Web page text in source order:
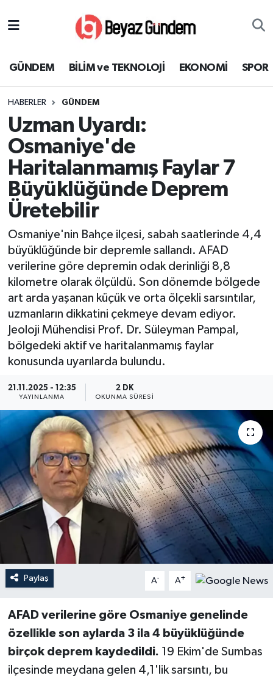
GÜNDEM BİLİM ve TEKNOLOJİ EKONOMİ SPOR
HABERLER GÜNDEM
Uzman Uyardı:
Osmaniye'de
Haritalanmamış Faylar 7
Büyüklüğünde Deprem
Üretebilir
Osmaniye'nin Bahçe ilçesi, sabah saatlerinde 4,4
büyüklüğünde bir depremle sallandı. AFAD
verilerine göre depremin odak derinliği 8,8
kilometre olarak ölçüldü. Son dönemde bölgede
art arda yaşanan küçük ve orta ölçekli sarsıntılar,
uzmanların dikkatini çekmeye devam ediyor.
Jeoloji Mühendisi Prof. Dr. Süleyman Pampal,
bölgedeki aktif ve haritalanmamış faylar
konusunda uyarılarda bulundu.
21.11.2025 - 12:35
YAYINLANMA
2 DK
OKUNMA SÜRESI
Paylaş A- A+
AFAD verilerine göre Osmaniye genelinde
özellikle son aylarda 3 ila 4 büyüklüğünde
birçok deprem kaydedildi. 19 Ekim'de Sumbas
ilçesinde meydana gelen 4,1'lik sarsıntı, bu
EKONOMİ
SAĞLIK
EĞİTİM
KÜLTÜR SANAT
MAGAZİN
YEREL
Süper Lig Puan Durumu ve Fikstür
Tüm Manşetler
Son Dakika Haberleri
Haber Arşivi